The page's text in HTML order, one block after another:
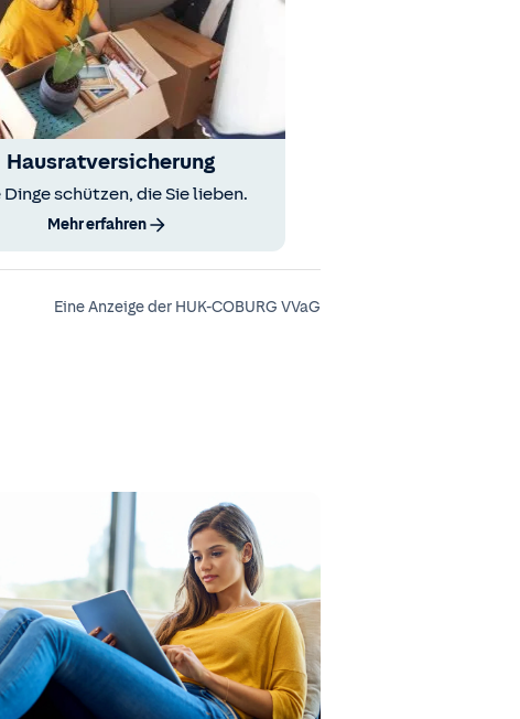
Hausratversicherung
Dinge schützen, die Sie lieben.
Mehr erfahren
Eine Anzeige der HUK-COBURG VVaG